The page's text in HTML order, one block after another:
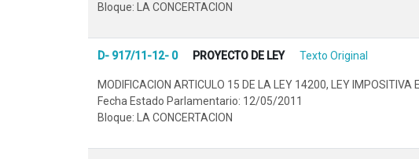
Bloque: LA CONCERTACION
D- 917/11-12- 0 PROYECTO DE LEY Texto Original
MODIFICACION ARTICULO 15 DE LA LEY 14200, LEY IMPOSITIVA
Fecha Estado Parlamentario: 12/05/2011
Bloque: LA CONCERTACION